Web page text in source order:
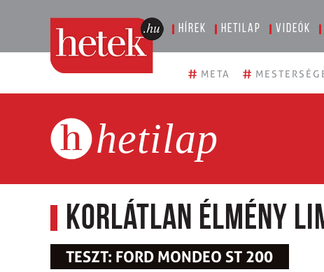
Hírek Hetilap Videók
# META #
hetilap
Korlátlan élmény
TESZT: FORD MONDEO ST 200